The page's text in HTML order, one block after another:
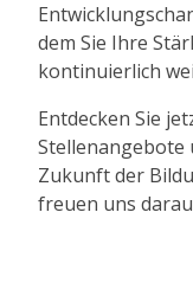
dem Sie Ihre
kontinuierlich
Entdecken Sie
Stellenangebote
Zukunft der
freuen uns